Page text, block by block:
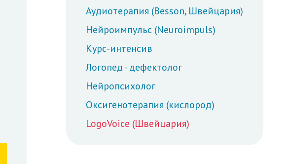
Аудиотерапия (Besson, Швейцария)
Нейроимпульс (Neuroimpuls)
Курс-интенсив
Логопед - дефектолог
Нейропсихолог
Оксигенотерапия (кислород)
LogoVoice (Швейцария)